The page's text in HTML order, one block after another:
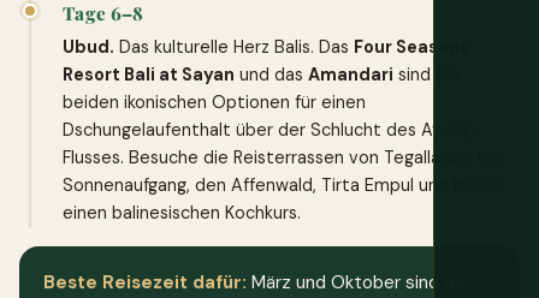
Tage 6–8
Ubud. Das kulturelle Herz Balis. Das Four Seasons
Resort Bali at Sayan und das Amandari sind die
beiden ikonischen Optionen für einen
Dschungelaufenthalt über der Schlucht des Ayung-
Flusses. Besuche die Reisterrassen von Tegallalang bei
Sonnenaufgang, den Affenwald, Tirta Empul und buche
einen balinesischen Kochkurs.
Beste Reisezeit dafür: März und Oktober sind die